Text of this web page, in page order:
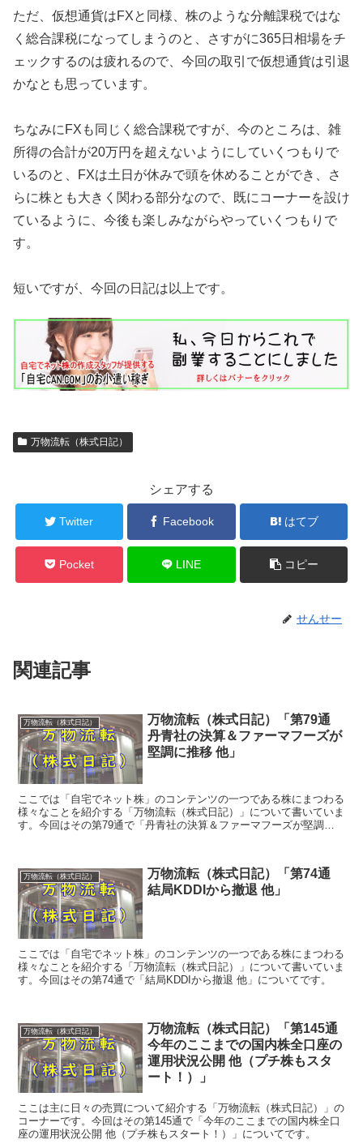
ただ、仮想通貨はFXと同様、株のような分離課税ではな
く総合課税になってしまうのと、さすがに365日相場をチ
ェックするのは疲れるので、今回の取引で仮想通貨は引退
かなとも思っています。
ちなみにFXも同じく総合課税ですが、今のところは、雑
所得の合計が20万円を超えないようにしていくつもりで
いるのと、FXは土日が休みで頭を休めることができ、さ
らに株とも大きく関わる部分なので、既にコーナーを設け
ているように、今後も楽しみながらやっていくつもりで
す。
短いですが、今回の日記は以上です。
万物流転（株式日記）
シェアする
Twitter Facebook はてブ
Pocket LINE コピー
せんせー
関連記事
万物流転（株式日記）
万物流転（株式日記）「第79通
丹青社の決算＆ファーマフーズが
堅調に推移 他」
ここでは「自宅でネット株」のコンテンツの一つである株にまつわる
様々なことを紹介する「万物流転（株式日記）」について書いていま
す。今回はその第79通で「丹青社の決算＆ファーマフーズが堅調に
万物流転（株式日記）
万物流転（株式日記）「第74通
結局KDDIから撤退 他」
ここでは「自宅でネット株」のコンテンツの一つである株にまつわる
様々なことを紹介する「万物流転（株式日記）」について書いていま
す。今回はその第74通で「結局KDDIから撤退 他」についてです。
万物流転（株式日記）
万物流転（株式日記）「第145通
今年のここまでの国内株全口座の
運用状況公開 他（プチ株もスタ
ート！）」
ここは主に日々の売買について紹介する「万物流転（株式日記）」の
コーナーです。今回はその第145通で「今年のここまでの国内株全口
座の運用状況公開 他（プチ株もスタート！）」についてです。